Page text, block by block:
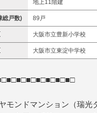
地上11階建
総戸数) 89戸
大阪市立豊新小学校
大阪市立東淀中学校
モンドマンション（瑞光